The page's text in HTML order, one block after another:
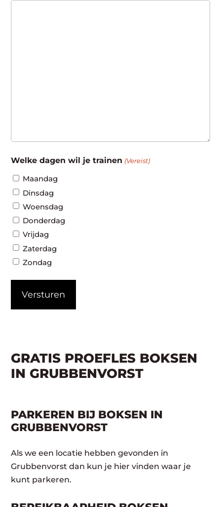
Welke dagen wil je trainen (Vereist)
Maandag
Dinsdag
Woensdag
Donderdag
Vrijdag
Zaterdag
Zondag
GRATIS PROEFLES BOKSEN
IN GRUBBENVORST
PARKEREN BIJ BOKSEN IN
GRUBBENVORST
Als we een locatie hebben gevonden in
Grubbenvorst dan kun je hier vinden waar je
kunt parkeren.